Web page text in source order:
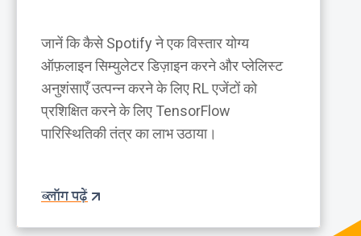
जानें कि कैसे Spotify ने एक विस्तार योग्य
ऑफ़लाइन सिम्युलेटर डिज़ाइन करने और प्लेलिस्ट
अनुशंसाएँ उत्पन्न करने के लिए RL एजेंटों को
प्रशिक्षित करने के लिए TensorFlow
पारिस्थितिकी तंत्र का लाभ उठाया।
ब्लॉग पढ़ें